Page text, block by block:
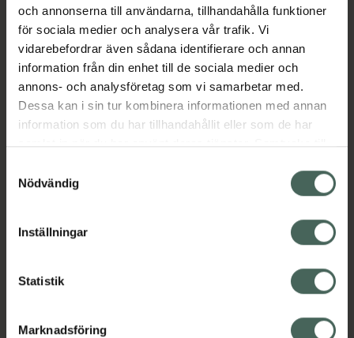
och annonserna till användarna, tillhandahålla funktioner
för sociala medier och analysera vår trafik. Vi
vidarebefordrar även sådana identifierare och annan
information från din enhet till de sociala medier och
annons- och analysföretag som vi samarbetar med.
Dessa kan i sin tur kombinera informationen med annan
information som du har tillhandahållit eller som de har
samlat in när du har använt deras tjänster. Samtycke till
återkalla ditt samtycke via webbplatsens
cookieinställningar. Ett återkallat samtycke påverkar inte
lagligheten av behandling som skett innan återkallelsen.
Nödvändig
Inställningar
Statistik
Marknadsföring
21,90 kr
Köp båda för:43,80 kr
Köp båda
Söt och saftig Passionsfrukt
EAN:07350054797320